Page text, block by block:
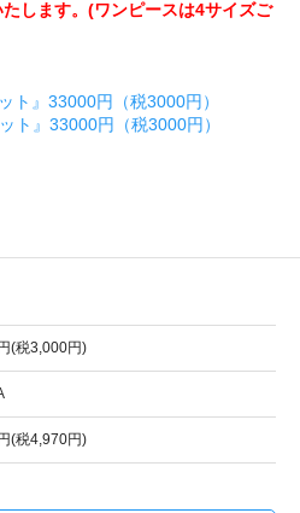
します。(ワンピースは4サイズご
ト』33000円（税3000円）
ト』33000円（税3000円）
(税3,000円)
(税4,970円)